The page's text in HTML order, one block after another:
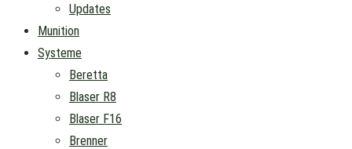
Updates
Munition
Systeme
Beretta
Blaser R8
Blaser F16
Brenner